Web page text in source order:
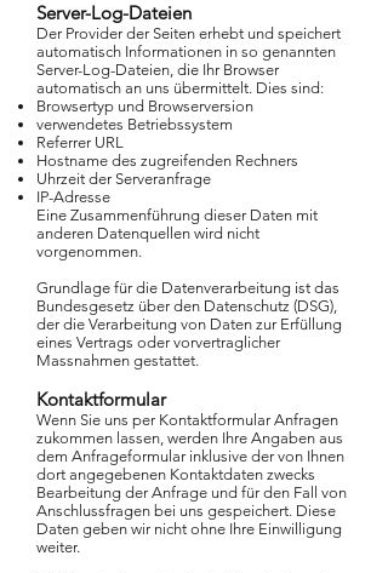
Server-Log-Dateien
Der Provider der Seiten erhebt und speichert
automatisch Informationen in so genannten
Server-Log-Dateien, die Ihr Browser
automatisch an uns übermittelt. Dies sind:
Browsertyp und Browserversion
verwendetes Betriebssystem
Referrer URL
Hostname des zugreifenden Rechners
Uhrzeit der Serveranfrage
IP-Adresse
Eine Zusammenführung dieser Daten mit
anderen Datenquellen wird nicht
vorgenommen.
Grundlage für die Datenverarbeitung ist das
Bundesgesetz über den Datenschutz (DSG),
der die Verarbeitung von Daten zur Erfüllung
eines Vertrags oder vorvertraglicher
Massnahmen gestattet.
Kontaktformular
Wenn Sie uns per Kontaktformular Anfragen
zukommen lassen, werden Ihre Angaben aus
dem Anfrageformular inklusive der von Ihnen
dort angegebenen Kontaktdaten zwecks
Bearbeitung der Anfrage und für den Fall von
Anschlussfragen bei uns gespeichert. Diese
Daten geben wir nicht ohne Ihre Einwilligung
weiter.